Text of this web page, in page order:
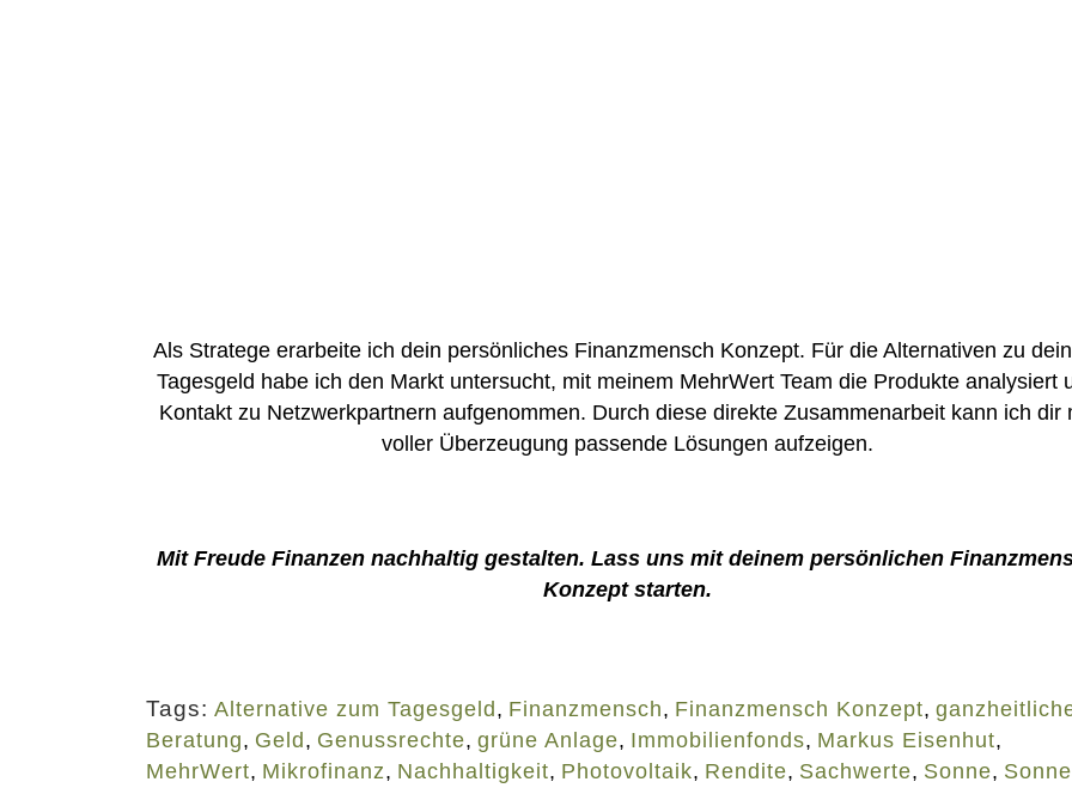
Als Stratege erarbeite ich dein persönliches Finanzmensch Konzept. Für die Alternativen zu
Tagesgeld habe ich den Markt untersucht, mit meinem MehrWert Team die Produkte analysiert
Kontakt zu Netzwerkpartnern aufgenommen. Durch diese direkte Zusammenarbeit kann ich dir
voller Überzeugung passende Lösungen aufzeigen.
Mit Freude Finanzen nachhaltig gestalten. Lass uns mit deinem persönlichen
Konzept starten.
Tags: Alternative zum Tagesgeld, Finanzmensch, Finanzmensch Konzept,
Beratung, Geld, Genussrechte, grüne Anlage, Immobilienfonds, Markus Eisenhut,
MehrWert, Mikrofinanz, Nachhaltigkeit, Photovoltaik, Rendite, Sachwerte, Sonne,